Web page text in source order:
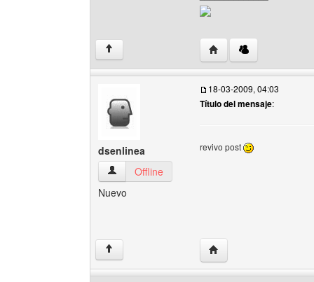
↑ Visitar sitio web del
dsenlinea
dsenlinea Ver perfil del usuario
Offline
Nuevo
18-03-2009, 04:03
Título del mensaje:
revivo post
↑ Visitar sitio web del